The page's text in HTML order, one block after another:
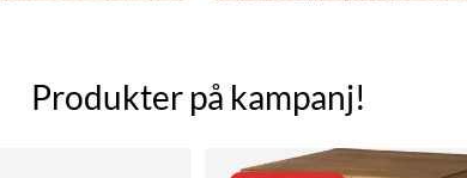
Produkter på kampanj!